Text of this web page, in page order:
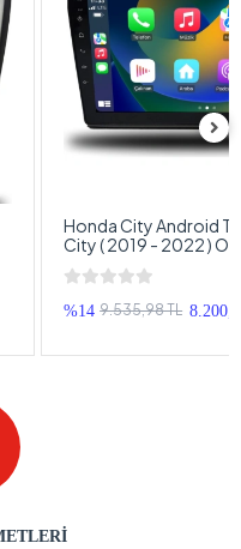
Honda City Android
City ( 2019 - 2022 )
Multimedya – Honda
Double Teyp
%14 9.535,98 TL